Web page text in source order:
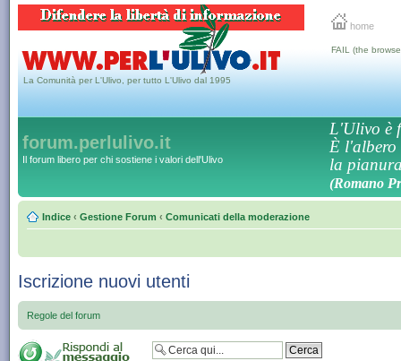
home
La Comunità per L'Ulivo, per tutto L'Ulivo dal 1995
FAIL (the
forum.perlulivo.it
Il forum libero per chi sostiene i valori dell'Ulivo
L'Ulivo è
È l'albero
la
(Romano
Indice ‹ Gestione Forum ‹ Comunicati della moderazione
Iscrizione nuovi utenti
Regole del forum